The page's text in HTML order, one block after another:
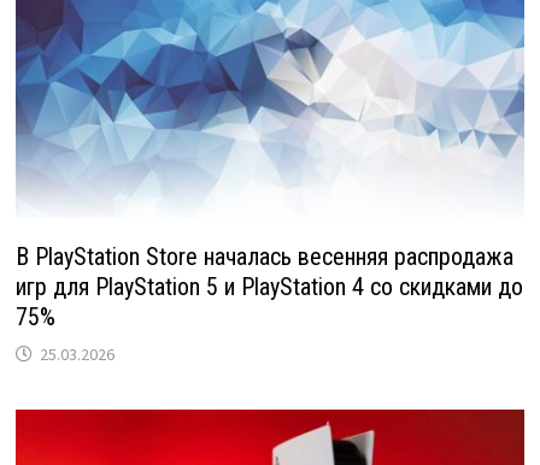
В PlayStation Store началась весенняя распродажа
игр для PlayStation 5 и PlayStation 4 со скидками до
75%
25.03.2026